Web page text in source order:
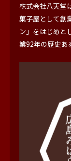
株式会社八天堂
菓子屋として創
ン」をはじめと
業92年の歴史あ